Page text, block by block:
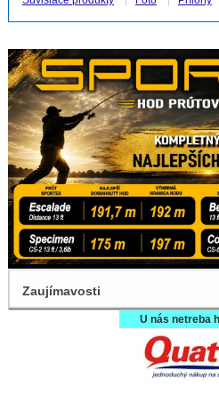
Zaujímavosti
U nás netreba